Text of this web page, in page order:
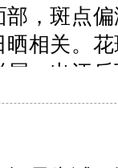
，斑点
相关。
，出汗
查明确